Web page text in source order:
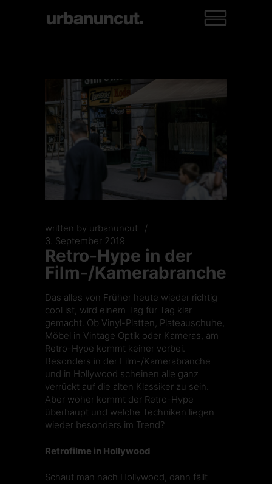
written by urbanuncut
3. September 2019
Retro-Hype in der
Film-/Kamerabranche
Das alles von Früher heute wieder richtig
cool ist, wird einem Tag für Tag klar
gemacht. Ob Vinyl-Platten, Plateauschuhe,
Möbel in Vintage Optik oder Kameras, am
Retro-Hype kommt keiner vorbei.
Besonders in der Film-/Kamerabranche
und in Hollywood scheinen alle ganz
verrückt auf die alten Klassiker zu sein.
Aber woher kommt der Retro-Hype
überhaupt und welche Techniken liegen
wieder besonders im Trend?
Retrofilme in Hollywood
Schaut man nach Hollywood, dann fällt